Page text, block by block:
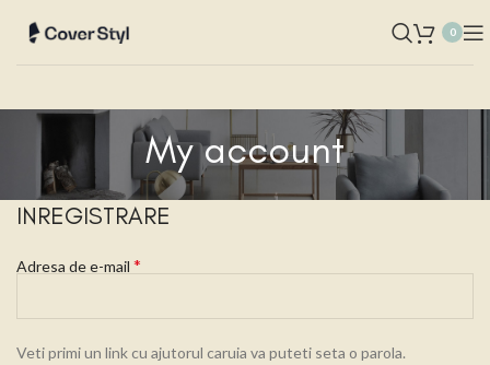
0
My account
INREGISTRARE
Adresa de e-mail *
Veti primi un link cu ajutorul caruia va puteti seta o parola.